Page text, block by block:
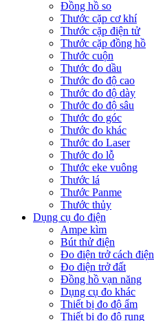
Đồng hồ so
Thước cặp cơ khí
Thước cặp điện tử
Thước cặp đồng hồ
Thước cuộn
Thước đo dầu
Thước đo độ cao
Thước đo độ dày
Thước đo độ sâu
Thước đo góc
Thước đo khác
Thước đo Laser
Thước đo lỗ
Thước eke vuông
Thước lá
Thước Panme
Thước thủy
Dụng cụ đo điện
Ampe kìm
Bút thử điện
Đo điện trở cách điện
Đo điện trở đất
Đồng hồ vạn năng
Dụng cụ đo khác
Thiết bị đo độ ẩm
Thiết bị đo độ rung